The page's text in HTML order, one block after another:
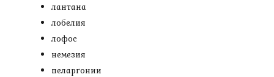
лантана
лобелия
лофос
немезия
пеларгонии